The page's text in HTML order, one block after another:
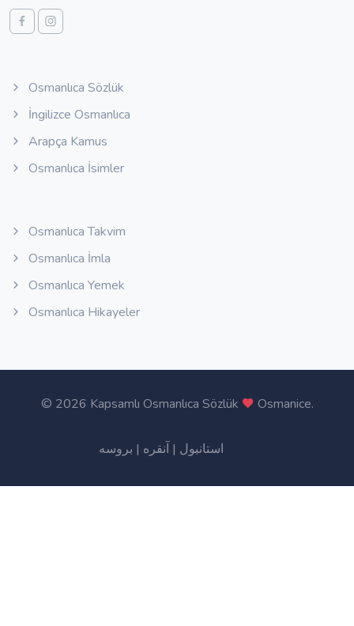
Osmanlıca Sözlük
İngilizce Osmanlıca
Arapça Kamus
Osmanlıca İsimler
Osmanlıca Takvim
Osmanlıca İmla
Osmanlıca Yemek
Osmanlıca Hikayeler
© 2026 Kapsamlı Osmanlıca Sözlük Osmanice.
استانبول | آنقره | بروسه